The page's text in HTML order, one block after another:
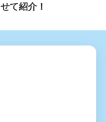
せて紹介！